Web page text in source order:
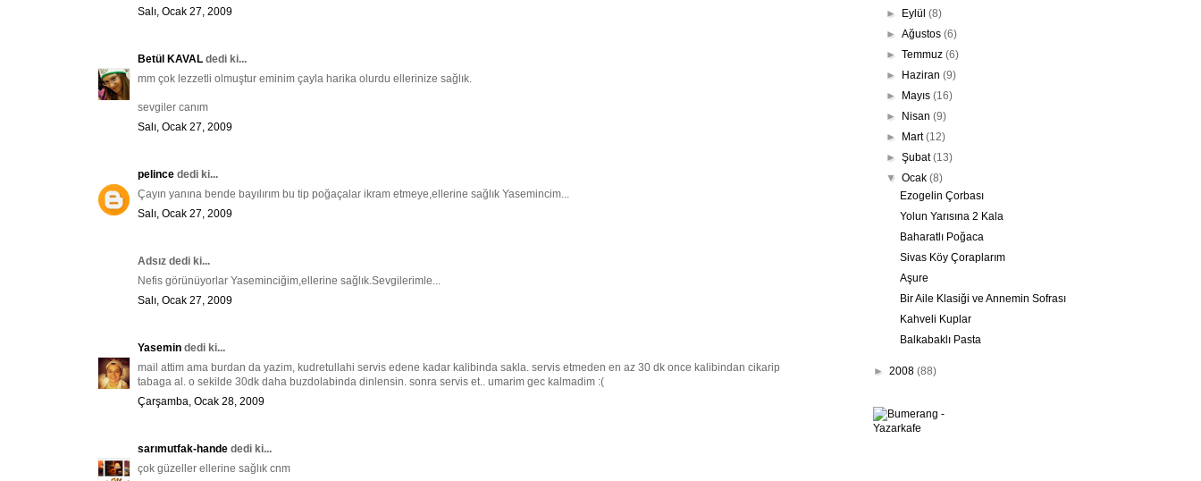
Salı, Ocak 27, 2009
Betül KAVAL dedi ki...
mm çok lezzetli olmuştur eminim çayla harika olurdu ellerinize sağlık.
sevgiler canım
Salı, Ocak 27, 2009
pelince dedi ki...
Çayın yanına bende bayılırım bu tip poğaçalar ikram etmeye,ellerine sağlık Yasemincim...
Salı, Ocak 27, 2009
Adsız dedi ki...
Nefis görünüyorlar Yaseminciğim,ellerine sağlık.Sevgilerimle...
Salı, Ocak 27, 2009
Yasemin dedi ki...
mail attim ama burdan da yazim, kudretullahi servis edene kadar kalibinda sakla. servis etmeden en az 30 dk once kalibindan cikarip
tabaga al. o sekilde 30dk daha buzdolabinda dinlensin. sonra servis et.. umarim gec kalmadim :(
Çarşamba, Ocak 28, 2009
sarımutfak-hande dedi ki...
çok güzeller ellerine sağlık cnm
► Eylül(8)
►Ağustos(6)
►Temmuz(6)
► Haziran(9)
► Mayıs(16)
► Nisan(9)
► Mart(12)
►Şubat(13)
▼Ocak(8)
Ezogelin Çorbası
Yolun Yarısına 2 Kala
Baharatlı Poğaca
Sivas Köy Çoraplarım
Aşure
Bir Aile Klasiği ve Annemin Sofrası
Kahveli Kuplar
Balkabaklı Pasta
► 2008 (88)